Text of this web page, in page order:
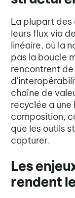
La plupart
leurs flux via
linéaire, où la
pas la boucle
rencontrent
chaîne de
recyclée a
composition,
que les outils
capturer.
Les
rendent